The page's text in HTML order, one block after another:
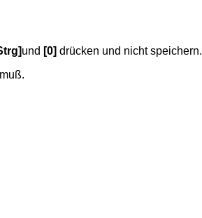
und [0] drücken und nicht speichern.